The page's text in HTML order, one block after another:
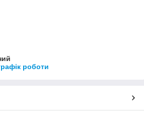
роботи